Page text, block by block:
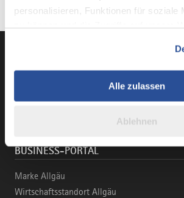
personalisieren, Funktionen für soziale
Verwendung unserer Website an
soziale Medien, Werbung und
Partner führen diese Informationen
weiteren Daten zusammen, die Sie
Alle zulassen
Ablehnen
BUSINESS-PORTAL
Marke Allgäu
Wirtschaftsstandort Allgäu